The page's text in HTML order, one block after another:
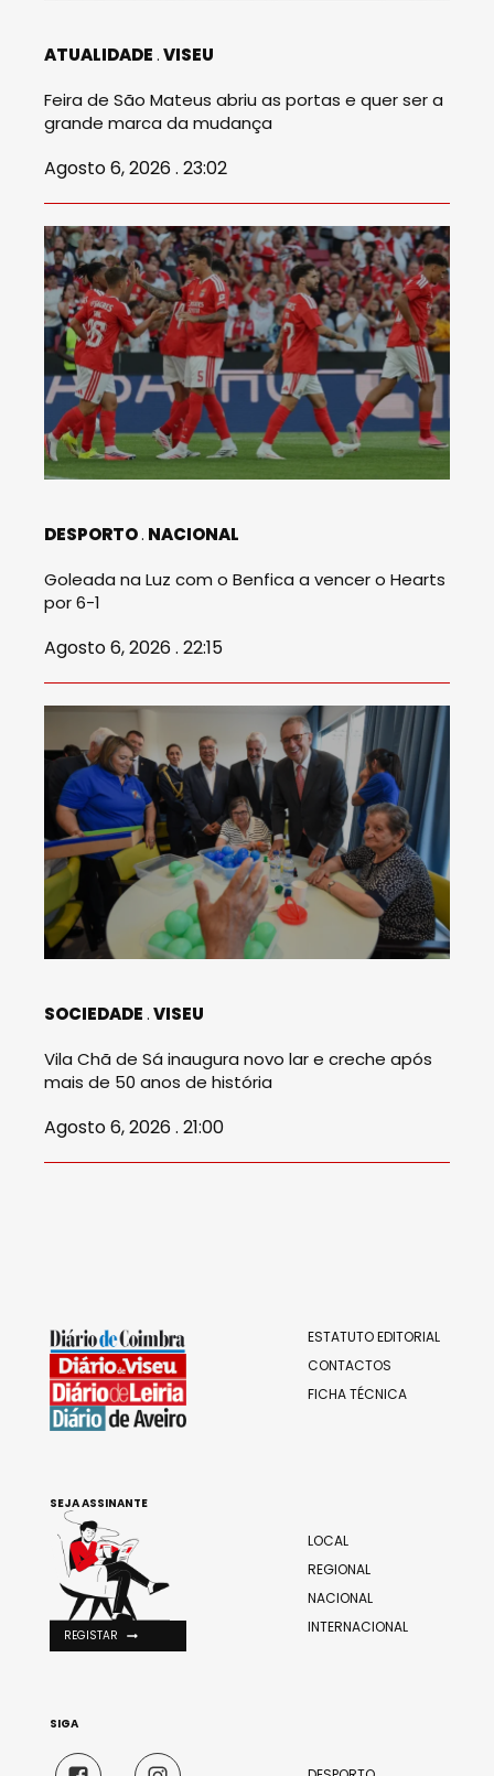
ATUALIDADE VISEU
Feira de São Mateus abriu as portas e quer ser a
grande marca da mudança
Agosto 6, 2026 . 23:02
DESPORTO NACIONAL
Goleada na Luz com o Benfica a vencer o Hearts
por 6-1
Agosto 6, 2026 . 22:15
SOCIEDADE VISEU
Vila Chã de Sá inaugura novo lar e creche após
mais de 50 anos de história
Agosto 6, 2026 . 21:00
ESTATUTO EDITORIAL
CONTACTOS
FICHA TÉCNICA
LOCAL
REGIONAL
NACIONAL
INTERNACIONAL
SEJA ASSINANTE
REGISTAR
SIGA